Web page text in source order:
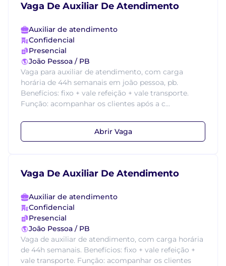
Vaga De Auxiliar De Atendimento
Auxiliar de atendimento
Confidencial
Presencial
João Pessoa / PB
Vaga para auxiliar de atendimento, com carga
horária de 44h semanais em joão pessoa, pb.
Benefícios: fixo + vale refeição + vale transporte.
Função: acompanhar os clientes após a c...
Abrir Vaga
Vaga De Auxiliar De Atendimento
Auxiliar de atendimento
Confidencial
Presencial
João Pessoa / PB
Vaga de auxiliar de atendimento, com carga horária
de 44h semanais. Benefícios: fixo + vale refeição +
vale transporte. Função: acompanhar os clientes